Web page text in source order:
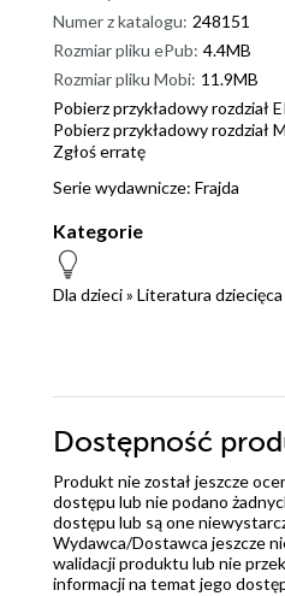
Numer z katalogu: 248151
Rozmiar pliku ePub: 4.4MB
Rozmiar pliku Mobi: 11.9MB
Pobierz przykładowy rozdział
Pobierz przykładowy rozdział
Zgłoś erratę
Serie wydawnicze: Frajda
Kategorie
Dla dzieci» Literatura dziecięca
Dostępność
Produkt nie został jeszcze
dostępu lub nie podano
dostępu lub są one
Wydawca/Dostawca jeszcze
walidacji produktu lub nie
informacji na temat jego